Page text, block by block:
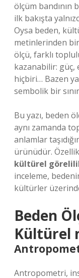
ölçüm bandının
ilk bakışta
Oysa beden,
metinlerinden
ölçü, farklı
kazanabilir: güç,
hiçbiri… Bazen
sembolik bir
Bu yazı, beden
aynı zamanda
anlamlar
ürünüdür.
kültürel
inceleme,
kültürler
Beden
Kültürel
Antropometri,